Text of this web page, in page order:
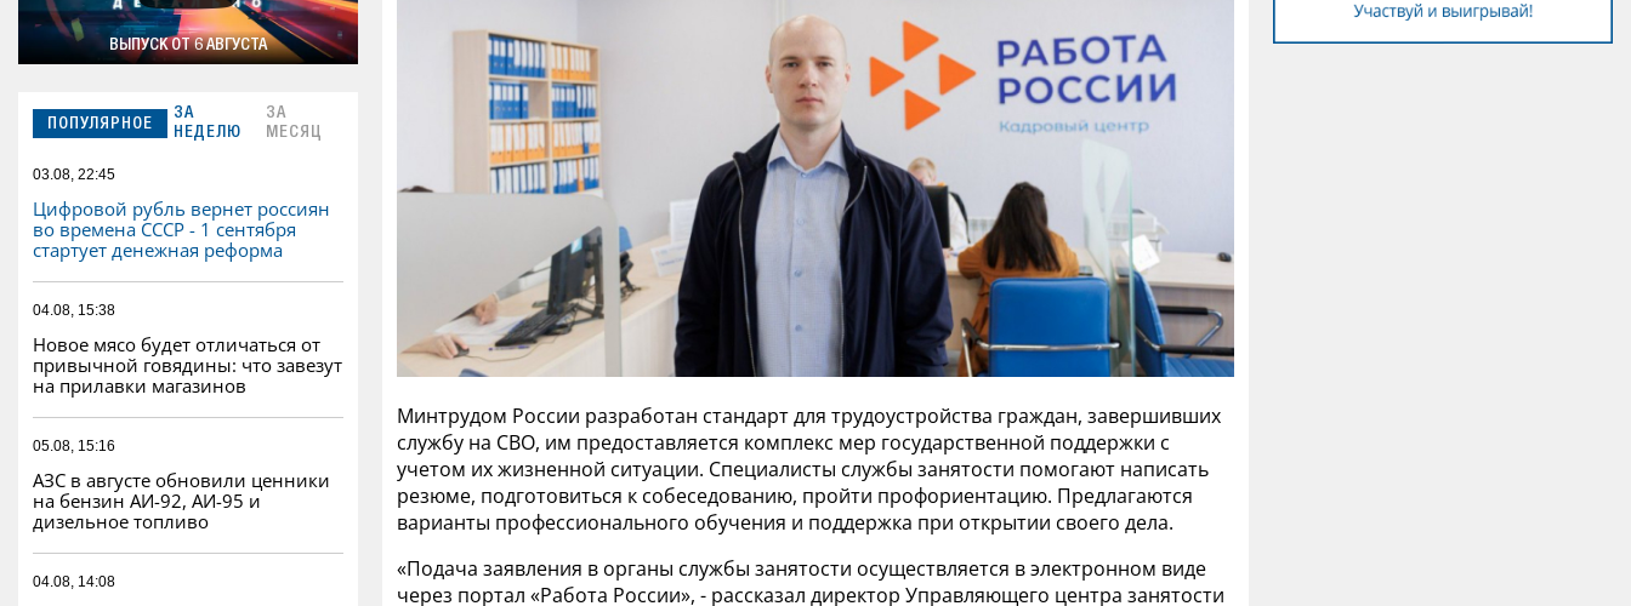
ВЫПУСК ОТ 6 АВГУСТА
ПОПУЛЯРНОЕ
ЗА
НЕДЕЛЮ
ЗА
МЕСЯЦ
03.08, 22:45
Цифровой рубль вернет россиян
во времена СССР - 1 сентября
стартует денежная реформа
04.08, 15:38
Новое мясо будет отличаться от
привычной говядины: что завезут
на прилавки магазинов
05.08, 15:16
АЗС в августе обновили ценники
на бензин АИ-92, АИ-95 и
дизельное топливо
04.08, 14:08
Минтрудом России разработан стандарт для трудоустройства граждан, завершивших
службу на СВО, им предоставляется комплекс мер государственной поддержки с
учетом их жизненной ситуации. Специалисты службы занятости помогают написать
резюме, подготовиться к собеседованию, пройти профориентацию. Предлагаются
варианты профессионального обучения и поддержка при открытии своего дела.
«Подача заявления в органы службы занятости осуществляется в электронном виде
через портал «Работа России», - рассказал директор Управляющего центра занятости